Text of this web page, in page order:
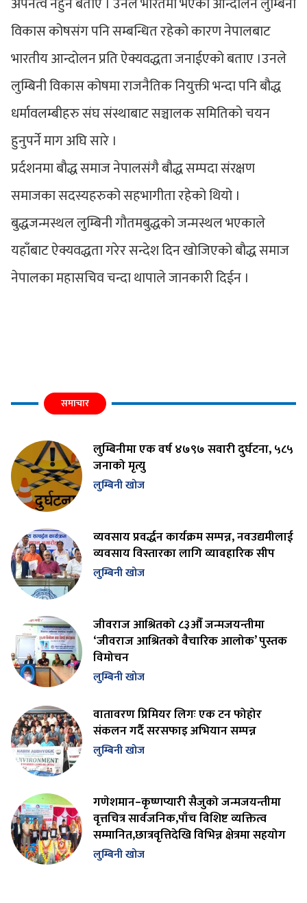
विकास कोषसंग पनि सम्बन्धित रहेको कारण नेपालबाट
भारतीय आन्दोलन प्रति ऐक्यवद्धता जनाईएको बताए ।उनले
लुम्बिनी विकास कोषमा राजनैतिक नियुक्ती भन्दा पनि बौद्ध
धर्मावलम्बीहरु संघ संस्थाबाट सञ्चालक समितिको चयन
हुनुपर्ने माग अघि सारे ।
प्रर्दशनमा बौद्ध समाज नेपालसंगै बौद्ध सम्पदा संरक्षण
समाजका सदस्यहरुको सहभागीता रहेको थियो ।
बुद्धजन्मस्थल लुम्बिनी गौतमबुद्धको जन्मस्थल भएकाले
यहाँबाट ऐक्यवद्धता गरेर सन्देश दिन खोजिएको बौद्ध समाज
नेपालका महासचिव चन्दा थापाले जानकारी दिईन ।
समाचार
लुम्बिनीमा एक वर्ष ४७९७ सवारी दुर्घटना, ५८५
जनाको मृत्यु
लुम्बिनी खोज
व्यवसाय प्रवर्द्धन कार्यक्रम सम्पन्न, नवउद्यमीलाई
व्यवसाय विस्तारका लागि व्यावहारिक सीप
लुम्बिनी खोज
जीवराज आश्रितको ८३औँ जन्मजयन्तीमा
‘जीवराज आश्रितको वैचारिक आलोक’ पुस्तक
विमोचन
लुम्बिनी खोज
वातावरण प्रिमियर लिगः एक टन फोहोर
संकलन गर्दै सरसफाइ अभियान सम्पन्न
लुम्बिनी खोज
गणेशमान–कृष्णप्यारी सैजुको जन्मजयन्तीमा
वृत्तचित्र सार्वजनिक,पाँच विशिष्ट व्यक्तित्व
सम्मानित,छात्रवृत्तिदेखि विभिन्न क्षेत्रमा सहयोग
लुम्बिनी खोज